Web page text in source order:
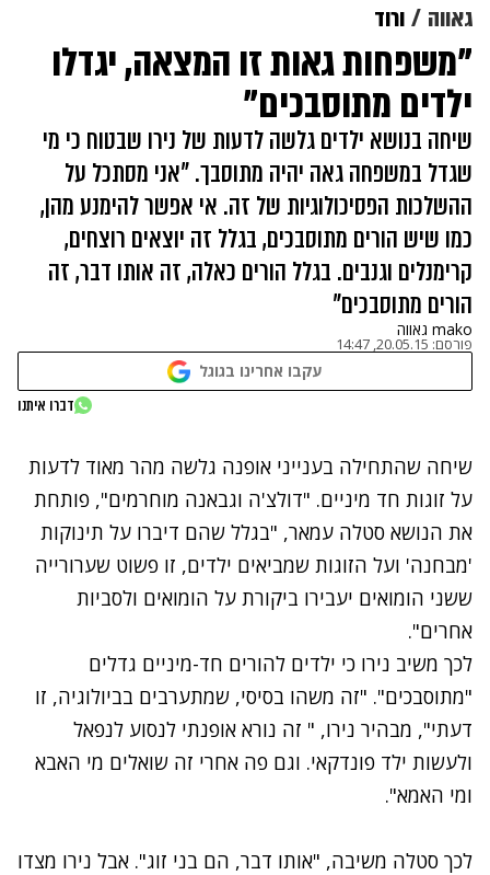
גאווה ורוד
"משפחות גאות זו המצאה, יגדלו
ילדים מתוסבכים"
שיחה בנושא ילדים גלשה לדעות של נירו שבטוח כי מי
שגדל במשפחה גאה יהיה מתוסבך. "אני מסתכל על
ההשלכות הפסיכולוגיות של זה. אי אפשר להימנע מהן,
כמו שיש הורים מתוסבכים, בגלל זה יוצאים רוצחים,
קרימנלים וגנבים. בגלל הורים כאלה, זה אותו דבר, זה
הורים מתוסבכים"
mako גאווה
פורסם: 20.05.15, 14:47
עקבו אחרינו בגוגל
נתקלנו בבעיה
דברו איתנו
שיחה שהתחילה בענייני אופנה גלשה מהר מאוד לדעות
על זוגות חד מיניים. "דולצ'ה וגבאנה מוחרמים", פותחת
את הנושא סטלה עמאר, "בגלל שהם דיברו על תינוקות
'מבחנה' ועל הזוגות שמביאים ילדים, זו פשוט שערורייה
ששני הומואים יעבירו ביקורת על הומואים ולסביות
אחרים".
לכך משיב נירו כי ילדים להורים חד-מיניים גדלים
"מתוסבכים". "זה משהו בסיסי, שמתערבים בביולוגיה, זו
דעתי", מבהיר נירו, " זה נורא אופנתי לנסוע לנפאל
ולעשות ילד פונדקאי. וגם פה אחרי זה שואלים מי האבא
ומי האמא".
לכך סטלה משיבה, "אותו דבר, הם בני זוג". אבל נירו מצדו